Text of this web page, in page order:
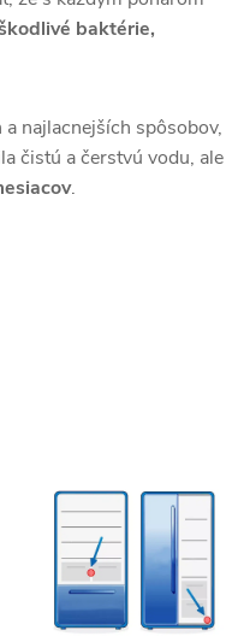
baktérie,
najlacnejších spôsobov,
čistú a čerstvú vodu, ale
.